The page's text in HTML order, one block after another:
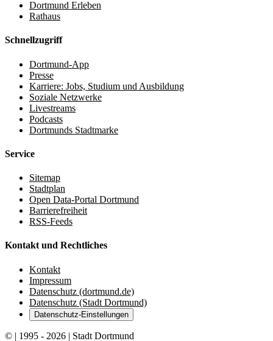
Dortmund Erleben
Rathaus
Schnellzugriff
Dortmund-App
Presse
Karriere: Jobs, Studium und Ausbildung
Soziale Netzwerke
Livestreams
Podcasts
Dortmunds Stadtmarke
Service
Sitemap
Stadtplan
Open Data-Portal Dortmund
Barrierefreiheit
RSS-Feeds
Kontakt und Rechtliches
Kontakt
Impressum
Datenschutz (dortmund.de)
Datenschutz (Stadt Dortmund)
Datenschutz-Einstellungen
© | 1995 - 2026 | Stadt Dortmund